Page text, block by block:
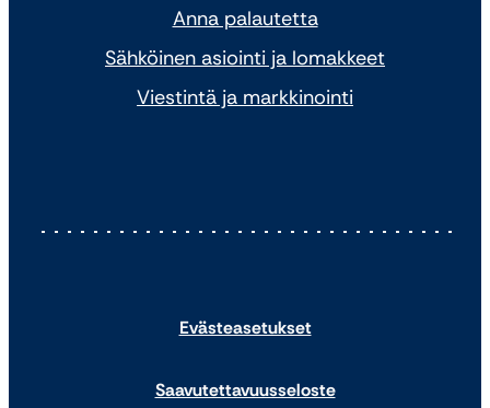
Anna palautetta
Sähköinen asiointi ja lomakkeet
Viestintä ja markkinointi
Evästeasetukset
Saavutettavuusseloste